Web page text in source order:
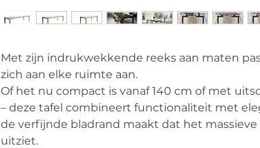
Met zijn indrukwekkende reeks aan maten
zich aan elke ruimte aan.
Of het nu compact is vanaf 140 cm of met
– deze tafel combineert functionaliteit met
de verfijnde bladrand maakt dat het massieve
uitziet.